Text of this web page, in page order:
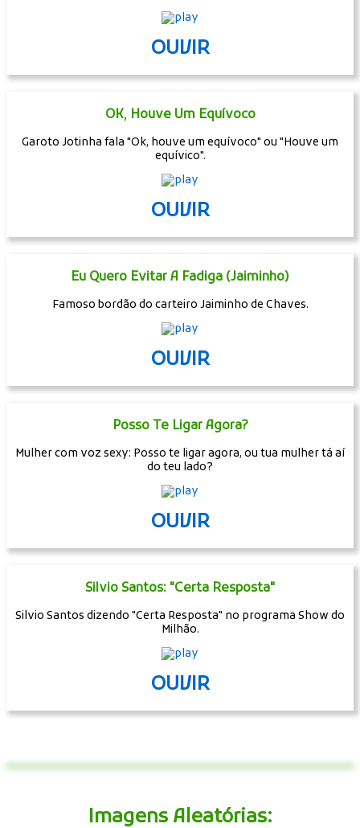
OUVIR
OK, Houve Um Equívoco
Garoto Jotinha fala "Ok, houve um equívoco" ou "Houve um
equívico".
OUVIR
Eu Quero Evitar A Fadiga (Jaiminho)
Famoso bordão do carteiro Jaiminho de Chaves.
OUVIR
Posso Te Ligar Agora?
Mulher com voz sexy: Posso te ligar agora, ou tua mulher tá aí
do teu lado?
OUVIR
Silvio Santos: "Certa Resposta"
Silvio Santos dizendo "Certa Resposta" no programa Show do
Milhão.
OUVIR
Imagens Aleatórias: